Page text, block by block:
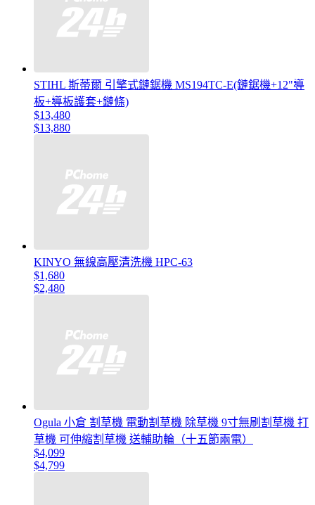
STIHL 斯蒂爾 引擎式鏈鋸機 MS194TC-E(鏈鋸機+12"導
板+導板護套+鏈條)
$13,480
$13,880
KINYO 無線高壓清洗機 HPC-63
$1,680
$2,480
Ogula 小倉 割草機 電動割草機 除草機 9寸無刷割草機 打
草機 可伸縮割草機 送輔助輪（十五節兩電）
$4,099
$4,799